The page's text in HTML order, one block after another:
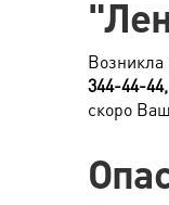
Возникла
344-44-44,
скоро